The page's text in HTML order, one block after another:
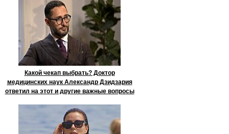
Какой чекап выбрать? Доктор
медицинских наук Александр Дзидзария
ответил на этот и другие важные вопросы